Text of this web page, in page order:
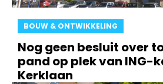
BOUW & ONTWIKKELING
Nog geen besluit over
pand op plek van ING-
Kerklaan